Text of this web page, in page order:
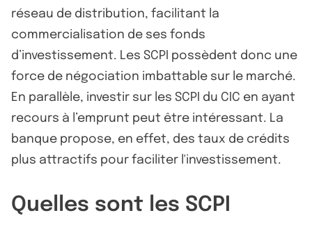
réseau de distribution, facilitant la
commercialisation de ses fonds
d’investissement. Les SCPI possèdent donc une
force de négociation imbattable sur le marché.
En parallèle, investir sur les SCPI du CIC en ayant
recours à l’emprunt peut être intéressant. La
banque propose, en effet, des taux de crédits
plus attractifs pour faciliter l'investissement.
Quelles sont les SCPI